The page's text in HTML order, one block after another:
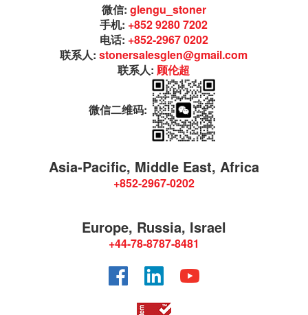
微信: glengu_stoner
手机: +852 9280 7202
电话: +852-2967 0202
联系人:stonersalesglen@gmail.com
联系人: 顾伦超
微信二维码:
Asia-Pacific, Middle East, Africa
+852-2967-0202
Europe, Russia, Israel
+44-78-8787-8481
FacebookLinkedInYouTube